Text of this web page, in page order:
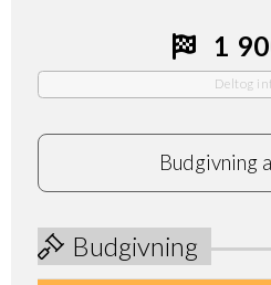
1
Deltog
Budgivning
Budgivning